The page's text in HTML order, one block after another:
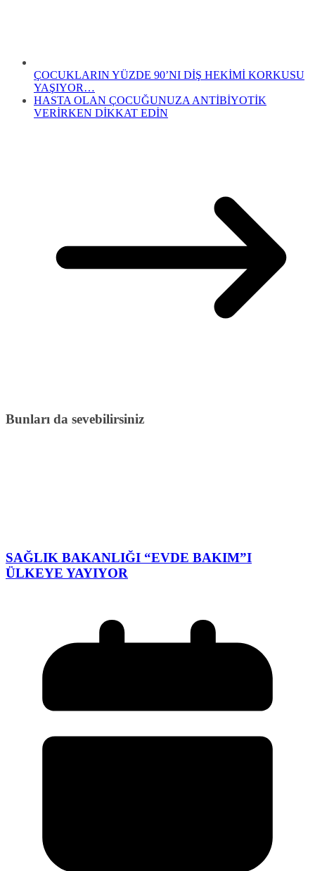
ÇOCUKLARIN YÜZDE 90’NI DİŞ HEKİMİ KORKUSU
YAŞIYOR…
HASTA OLAN ÇOCUĞUNUZA ANTİBİYOTİK
VERİRKEN DİKKAT EDİN
Bunları da sevebilirsiniz
SAĞLIK BAKANLIĞI “EVDE BAKIM”I
ÜLKEYE YAYIYOR